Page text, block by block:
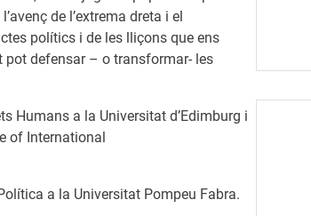
de l’extrema dreta i el
polítics i de les lliçons que ens
pot defensar – o transformar- les
Humans a la Universitat d’Edimburg i
of International
a la Universitat Pompeu Fabra.